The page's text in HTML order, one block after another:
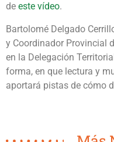
de este vídeo.
Bartolomé Delgado
y Coordinador Provincial
en la Delegación
forma, en que lectura y
aportará pistas de cómo